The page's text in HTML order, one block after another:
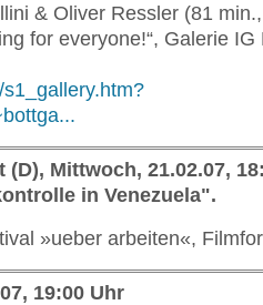
& Oliver Ressler (81
for everyone!“, Galerie IG
Mittwoch, 21.02.07,
in Venezuela".
»ueber arbeiten«,
19:00 Uhr